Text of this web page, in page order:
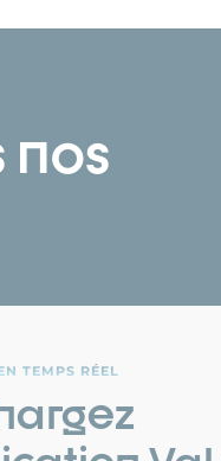
nos
TEMPS RÉEL